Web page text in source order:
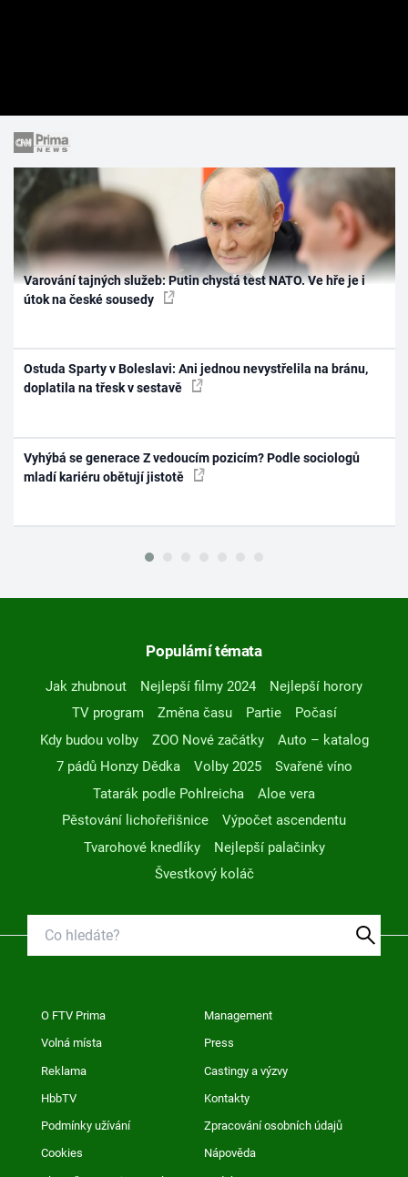
Varování tajných služeb: Putin chystá test NATO. Ve hře je i
útok na české sousedy
Ostuda Sparty v Boleslavi: Ani jednou nevystřelila na bránu,
doplatila na třesk v sestavě
Vyhýbá se generace Z vedoucím pozicím? Podle sociologů
mladí kariéru obětují jistotě
Populární témata
Jak zhubnout Nejlepší filmy 2024
Nejlepší horory
TV program
Změna času Partie
Počasí
Kdy budou volby
ZOO Nové začátky
Auto – katalog
7 pádů Honzy Dědka
Volby 2025
Svařené víno
Tatarák podle Pohlreicha
Aloe vera
Pěstování lichořeřišnice
Výpočet ascendentu
Tvarohové knedlíky
Nejlepší palačinky
Švestkový koláč
O FTV Prima Management
Volná místa Press
Reklama Castingy a výzvy
HbbTV Kontakty
Podmínky užívání Zpracování osobních údajů
Cookies Nápověda